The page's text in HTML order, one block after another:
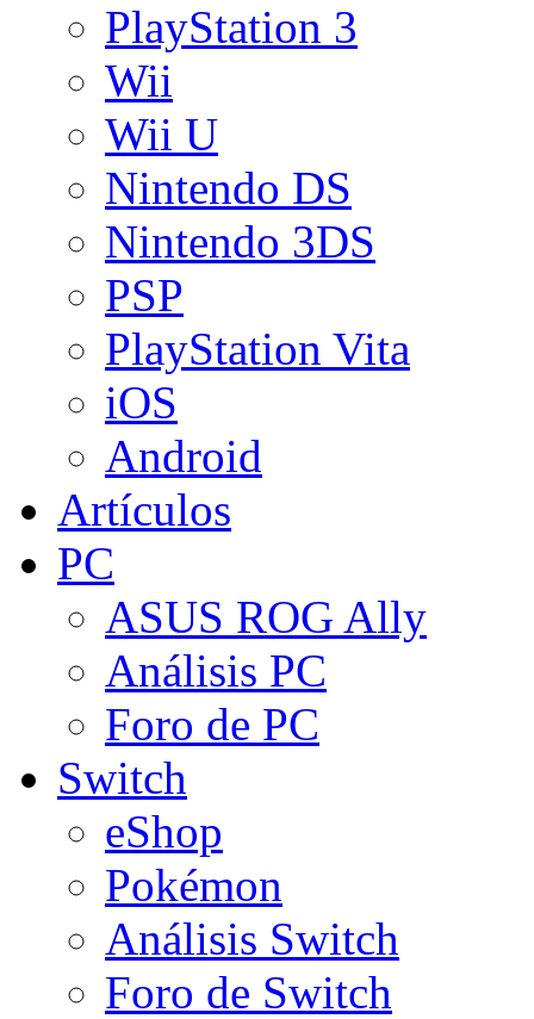
PlayStation 3
Wii
Wii U
Nintendo DS
Nintendo 3DS
PSP
PlayStation Vita
iOS
Android
Artículos
PC
ASUS ROG Ally
Análisis PC
Foro de PC
Switch
eShop
Pokémon
Análisis Switch
Foro de Switch